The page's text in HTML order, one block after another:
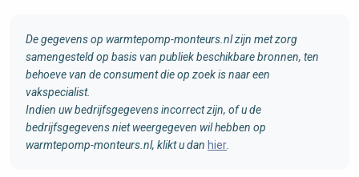
De gegevens op warmtepomp-monteurs.nl zijn met zorg
samengesteld op basis van publiek beschikbare bronnen, ten
behoeve van de consument die op zoek is naar een
vakspecialist.
Indien uw bedrijfsgegevens incorrect zijn, of u de
bedrijfsgegevens niet weergegeven wil hebben op
warmtepomp-monteurs.nl, klikt u dan hier